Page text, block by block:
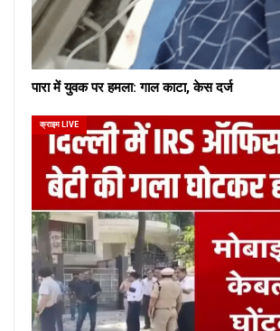
पारा में युवक पर हमला: गाल काटा, केस दर्ज
क्राइम LIVE